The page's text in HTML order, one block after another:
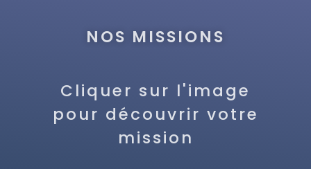
NOS MISSIONS
Cliquer sur l'image
pour découvrir votre
mission